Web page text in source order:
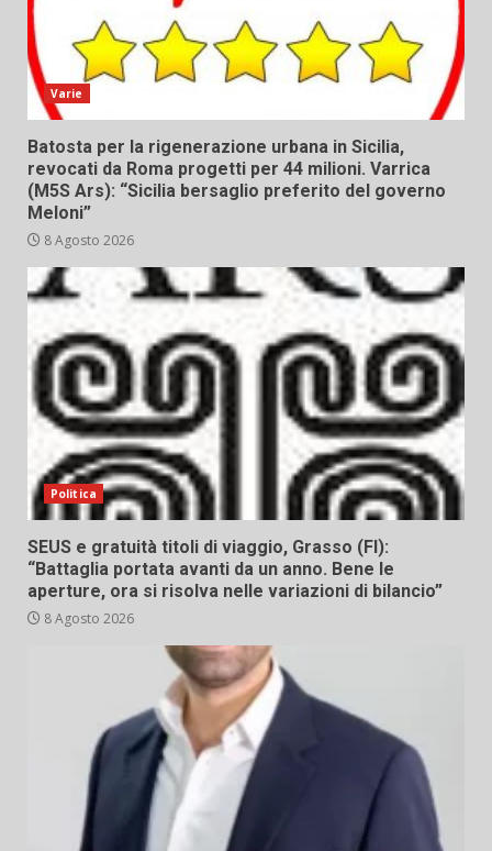
Varie
Batosta per la rigenerazione urbana in Sicilia,
revocati da Roma progetti per 44 milioni. Varrica
(M5S Ars): “Sicilia bersaglio preferito del governo
Meloni”
8 Agosto 2026
Politica
SEUS e gratuità titoli di viaggio, Grasso (FI):
“Battaglia portata avanti da un anno. Bene le
aperture, ora si risolva nelle variazioni di bilancio”
8 Agosto 2026